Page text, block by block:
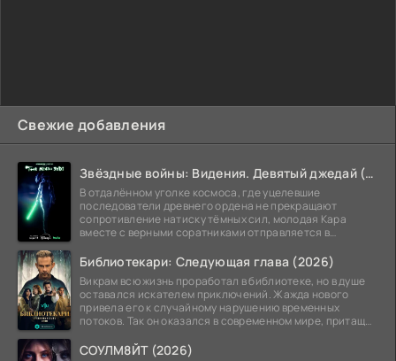
Свежие добавления
Звёздные войны: Видения. Девятый джедай (2026)
В отдалённом уголке космоса, где уцелевшие
последователи древнего ордена не прекращают
сопротивление натиску тёмных сил, молодая Кара
вместе с верными соратниками отправляется в
Библиотекари: Следующая глава (2026)
Викрам всю жизнь проработал в библиотеке, но в душе
оставался искателем приключений. Жажда нового
привела его к случайному нарушению временных
потоков. Так он оказался в современном мире, притащив
СОУЛМ8ЙТ (2026)